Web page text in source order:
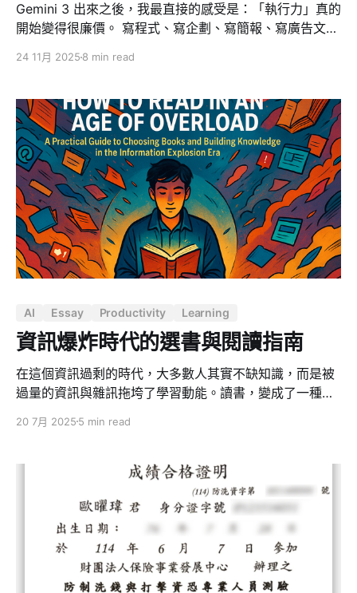
Gemini 3 出來之後，我最直接的感受是：「執行力」真的
開始變得很廉價。 寫程式、寫企劃、寫簡報、寫廣告文
題、會下指令的人，加上一個夠強的模型，很多東西就能
做」，而是「你知不知道該做什麼」。 如果一個人本來就
不知道自己在幹嘛，只是等別人交代事情，然後努力把當
下的 Task 做完，AI 只會讓這種角色更危險：因為過去還
要一個人站在中間接收指令再執行，以後乾脆直接交給
AI，連這個「人類中繼站」都不需要了。 相反地，如果一
個人腦袋裡本來就有一條清楚的軌道，有判斷、有取捨、
有自己的問題意識，AI 只是放大器，可以讓他一個人做過
去十個人做的事。執行力外包給 AI，方向感一定要自己負
責。 這也是我想起聖嚴法師開示「方向感」的原因。 聖
嚴法師所說的「
24 11月 2025 8 min read
AI Essay Productivity Learning
資訊爆炸時代的選書與閱讀指南
在這個資訊過剩的時代，大多數人其實不缺知識，而是被
過量的資訊與雜訊拖垮了學習動能。讀書，變成了一種心
慣死於某本「買了卻看不下去」的書。他們的書桌上堆著
在於閱讀本身，而在於我們沒學會如何選書與閱讀。 本篇
文章，透過《每個人都有一本命定之書在等著他》的啟
發，我整理出三階段的閱讀方法，來應對現代資訊超載的
實用策略。它的目的很簡單：幫你避免在爛書上浪費時
間，並且建立自己的知識體系。 第一階段：大量速讀 這
一階段的重點不是理解，而是篩選。在資訊爆炸時代，閱
讀的瓶頸不再是「看得懂」，而是「要不要花時間讀」。
20 7月 2025 5 min read